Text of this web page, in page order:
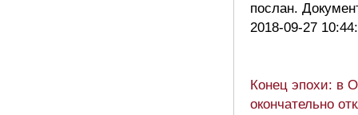
послан.
2018-09-27
Конец эпохи: в
окончательно